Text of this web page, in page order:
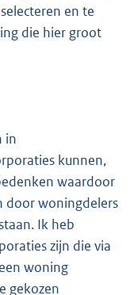
en te
die hier groot
in
kunnen,
waardoor
door woningdelers
Ik heb
zijn die via
woning
gekozen